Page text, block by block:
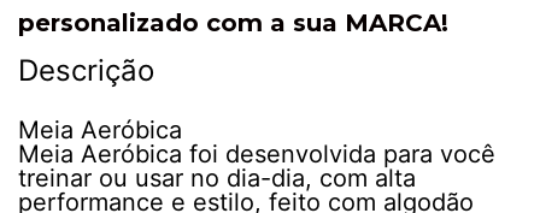
personalizado com a sua MARCA!
Descrição
Meia Aeróbica
Meia Aeróbica foi desenvolvida para você
treinar ou usar no dia-dia, com alta
performance e estilo, feito com algodão